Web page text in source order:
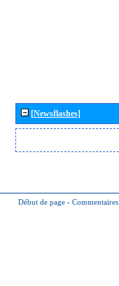
[Newsflashes]
Début de page - Commentaires